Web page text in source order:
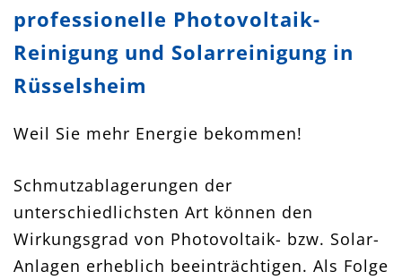
professionelle Photovoltaik-
Reinigung und Solarreinigung in
Rüsselsheim
Weil Sie mehr Energie bekommen!
Schmutzablagerungen der
unterschiedlichsten Art können den
Wirkungsgrad von Photovoltaik- bzw. Solar-
Anlagen erheblich beeinträchtigen. Als Folge